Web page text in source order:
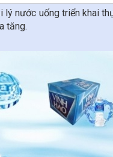
nước uống triển khai
tăng.